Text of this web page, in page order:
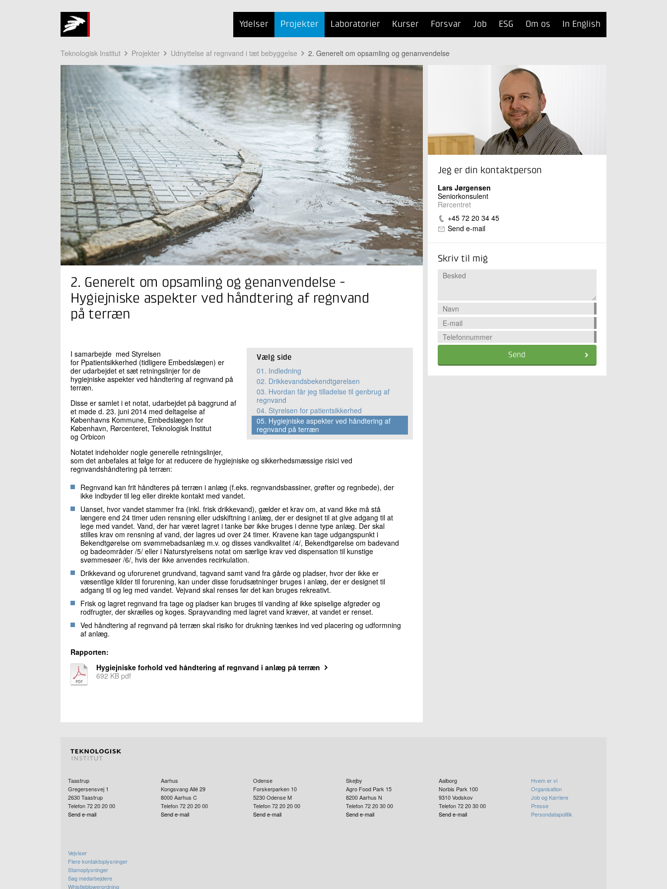
Ydelser Projekter Laboratorier Kurser Forsvar Job ESG Om os In English
Teknologisk Institut Projekter Udnyttelse af regnvand i tæt bebyggelse 2. Generelt om opsamling og genanvendelse
2. Generelt om opsamling og genanvendelse -
Hygiejniske aspekter ved håndtering af regnvand
på terræn
Vælg side
01. Indledning
02. Drikkevandsbekendtgørelsen
03. Hvordan får jeg tilladelse til genbrug af
regnvand
04. Styrelsen for patientsikkerhed
05. Hygiejniske aspekter ved håndtering af
regnvand på terræn
I samarbejde med Styrelsen
for Ppatientsikkerhed (tidligere Embedslægen) er
der udarbejdet et sæt retningslinjer for de
hygiejniske aspekter ved håndtering af regnvand på
terræn.
Disse er samlet i et notat, udarbejdet på baggrund af
et møde d. 23. juni 2014 med deltagelse af
Københavns Kommune, Embedslægen for
København, Rørcenteret, Teknologisk Institut
og Orbicon
Notatet indeholder nogle generelle retningslinjer,
som det anbefales at følge for at reducere de hygiejniske og sikkerhedsmæssige risici ved
regnvandshåndtering på terræn:
Regnvand kan frit håndteres på terræn i anlæg (f.eks. regnvandsbassiner, grøfter og regnbede), der
ikke indbyder til leg eller direkte kontakt med vandet.
Uanset, hvor vandet stammer fra (inkl. frisk drikkevand), gælder et krav om, at vand ikke må stå
længere end 24 timer uden rensning eller udskiftning i anlæg, der er designet til at give adgang til at
lege med vandet. Vand, der har været lagret i tanke bør ikke bruges i denne type anlæg. Der skal
stilles krav om rensning af vand, der lagres ud over 24 timer. Kravene kan tage udgangspunkt i
Bekendtgørelse om svømmebadsanlæg m.v. og disses vandkvalitet /4/, Bekendtgørelse om badevand
og badeområder /5/ eller i Naturstyrelsens notat om særlige krav ved dispensation til kunstige
svømmesøer /6/, hvis der ikke anvendes recirkulation.
Drikkevand og uforurenet grundvand, tagvand samt vand fra gårde og pladser, hvor der ikke er
væsentlige kilder til forurening, kan under disse forudsætninger bruges i anlæg, der er designet til
adgang til og leg med vandet. Vejvand skal renses før det kan bruges rekreativt.
Frisk og lagret regnvand fra tage og pladser kan bruges til vanding af ikke spiselige afgrøder og
rodfrugter, der skrælles og koges. Sprayvanding med lagret vand kræver, at vandet er renset.
Ved håndtering af regnvand på terræn skal risiko for drukning tænkes ind ved placering og udformning
af anlæg.
Rapporten:
Hygiejniske forhold ved håndtering af regnvand i anlæg på terræn
692 KB pdf
Jeg er din kontaktperson
Lars Jørgensen
Seniorkonsulent
Rørcentret
+45 72 20 34 45
Send e-mail
Skriv til mig
Send
Taastrup
Gregersensvej 1
2630Taastrup
Telefon 72 20 20 00
Send e-mail
Aarhus
Kongsvang Allé 29
8000 Aarhus C
Telefon 72 20 20 00
Send e-mail
Odense
Forskerparken 10
5230 Odense M
Telefon 72 20 20 00
Send e-mail
Skejby
Agro Food Park 15
8200Aarhus N
Telefon 72 20 30 00
Send e-mail
Aalborg
Norbis Park 100
9310 Vodskov
Telefon 72 20 30 00
Send e-mail
Hvem er vi
Organisation
Job og Karriere
Presse
Persondatapolitik
Vejviser
Flere kontaktoplysninger
Stamoplysninger
Søg medarbejdere
Whistleblowerordning